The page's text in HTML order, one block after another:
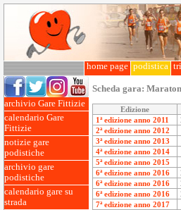
home page podistica
archivio Gare Fittizie
calendario Gare
Fittizie
notizie gare
podistiche
archivio gare
podistiche
calendario gare su
strada
Scheda gara:
Edizione
1ª edizione anno 2011
2ª edizione anno 2012
3ª edizione anno 2013
4ª edizione anno 2014
5ª edizione anno 2015
6ª edizione anno 2016
6ª edizione anno 2016
6ª edizione anno 2016
7ª edizione anno 2017